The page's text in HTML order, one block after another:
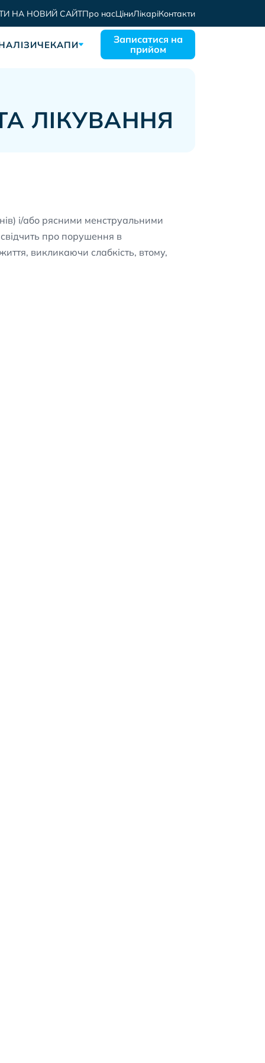
НА НОВИЙ САЙТПро насЦіниЛікаріКонтакти
ЧЕКАПИ
Записатися на
прийом
ЛІКУВАННЯ
і/або рясними менструальними
про порушення в
викликаючи слабкість, втому,